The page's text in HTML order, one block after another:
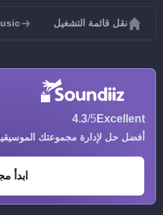
نقل قائمة التشغيل
Excellent
4.3/5
أفضل حل لإدارة مجموعتك
ابدأ